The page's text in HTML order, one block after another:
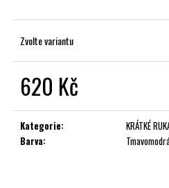
Zvolte variantu
620 Kč
cena:
Kategorie:
KRÁTKÉ
Barva: